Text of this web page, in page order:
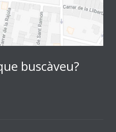
buscàveu?